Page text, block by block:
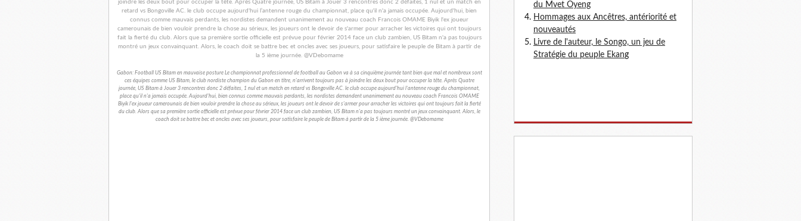
Gabon: Football US Bitam en mauvaise posture Le championnat professionnel de football au Gabon va à sa cinquième journée tant bien que mal et nombreux sont
ces équipes comme US Bitam, le club nordiste champion du Gabon en titre, n'arrivent toujours pas à joindre les deux bout pour occuper la tête. Après Quatre
journée, US Bitam à Jouer 3 rencontres donc 2 défaites, 1 nul et un match en retard vs Bongoville AC. le club occupe aujourd'hui l’antenne rouge du championnat,
place qu'il n'a jamais occupée. Aujourd'hui, bien connus comme mauvais perdants, les nordistes demandent unanimement au nouveau coach Francois OMAME
Biyik l'ex joueur camerounais de bien vouloir prendre la chose au sérieux, les joueurs ont le devoir de s'armer pour arracher les victoires qui ont toujours fait la fierté
du club. Alors que sa première sortie officielle est prévue pour février 2014 face un club zambien, US Bitam n'a pas toujours montré un jeux convainquant. Alors, le
coach doit se battre bec et oncles avec ses joueurs, pour satisfaire le peuple de Bitam à partir de la 5 ième journée. @VDebomame
du Mvet Oyeng
Hommages aux Ancêtres, antériorité et
nouveautés
Livre de l'auteur, le Songo, un jeu de
Stratégie du peuple Ekang